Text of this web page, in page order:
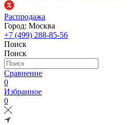
Распродажа
Город: Москва
+7 (499) 288-85-56
Поиск
Поиск
Сравнение
0
Избранное
0